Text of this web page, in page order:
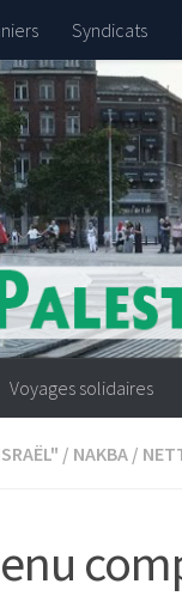
Syndicats
Voyages solidaires
/ NAKBA /